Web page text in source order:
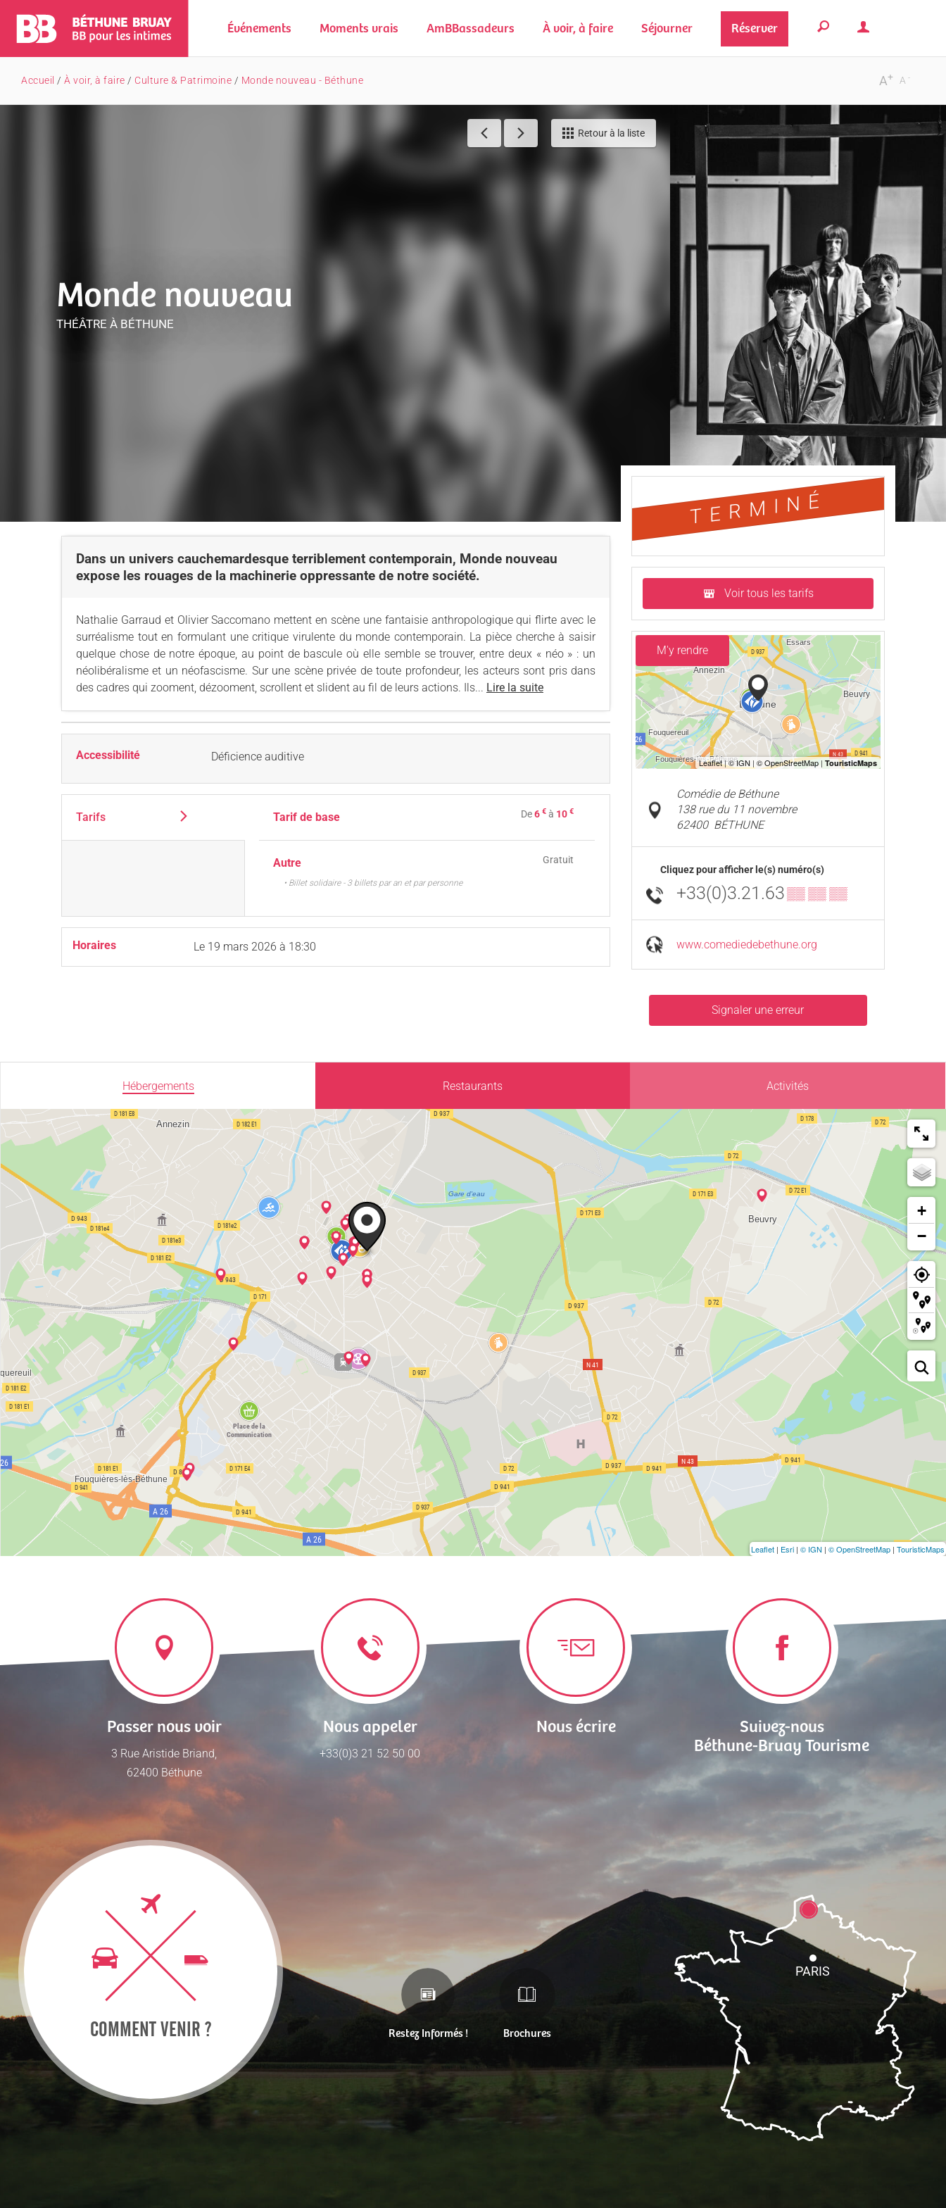
Événements Moments vrais AmBBassadeurs À voir, à faire Séjourner Réserver
-
A
+
A
Accueil / À voir, à faire / Culture & Patrimoine / Monde nouveau - Béthune
Retour à la liste
Monde nouveau
THÉÂTRE À BÉTHUNE
Dans un univers cauchemardesque terriblement contemporain, Monde nouveau
expose les rouages de la machinerie oppressante de notre société.
Nathalie Garraud et Olivier Saccomano mettent en scène une fantaisie anthropologique qui flirte avec le
surréalisme tout en formulant une critique virulente du monde contemporain. La pièce cherche à saisir
quelque chose de notre époque, au point de bascule où elle semble se trouver, entre deux « néo » : un
néolibéralisme et un néofascisme. Sur une scène privée de toute profondeur, les acteurs sont pris dans
des cadres qui zooment, dézooment, scrollent et slident au fil de leurs actions. Ils... Lire la suite
Accessibilité Déficience auditive
Tarifs Tarif de base De6 € à 10 €
Autre Gratuit
• Billet solidaire - 3 billets par an et par personne
Horaires Le 19 mars 2026 à 18:30
TERMINÉ
Voir tous les tarifs
M'y rendre
Comédie de Béthune
138 rue du 11 novembre
62400 BÉTHUNE
Cliquez pour afficher le(s) numéro(s)
+33(0)3.21.63▒▒ ▒▒ ▒▒
www.comediedebethune.org
Signaler une erreur
Hébergements Restaurants Activités
+
−
Leaflet | Esri | © IGN | © OpenStreetMap | TouristicMaps
Passer nous voir
3 Rue Aristide Briand,
62400 Béthune
Nous appeler
+33(0)3 21 52 50 00
Nous écrire
Suivez-nous
Béthune-Bruay Tourisme
COMMENT VENIR ? Restez Informés ! Brochures
PARIS